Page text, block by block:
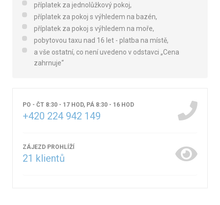
příplatek za jednolůžkový pokoj,
příplatek za pokoj s výhledem na bazén,
příplatek za pokoj s výhledem na moře,
pobytovou taxu nad 16 let - platba na místě,
a vše ostatní, co není uvedeno v odstavci „Cena
zahrnuje“
PO - ČT 8:30 - 17 HOD, PÁ 8:30 - 16 HOD
+420 224 942 149
ZÁJEZD PROHLÍŽÍ
21 klientů